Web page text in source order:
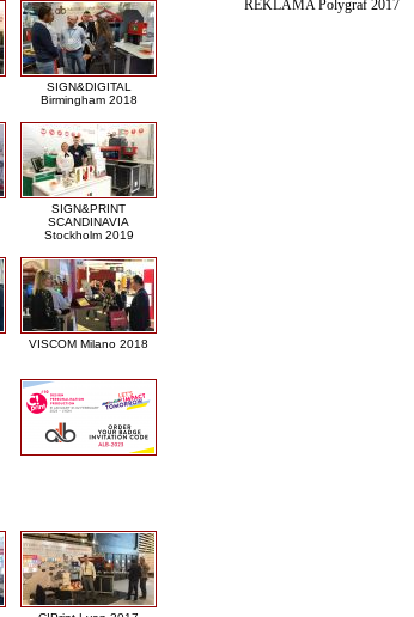
SIGN&DIGITAL
Birmingham 2018
SIGN&PRINT
SCANDINAVIA
Stockholm 2019
VISCOM Milano 2018
REKLAMA Polygraf 2017